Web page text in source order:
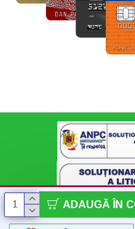
ADAUGĂ ÎN